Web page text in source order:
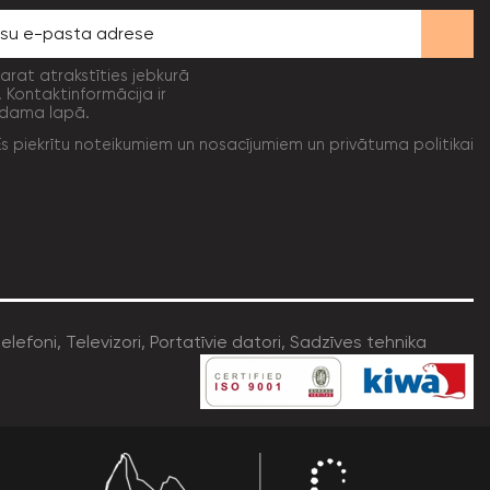
atrakstīties jebkurā
Kontaktinformācija ir
lapā.
piekrītu noteikumiem un nosacījumiem un privātuma politikai